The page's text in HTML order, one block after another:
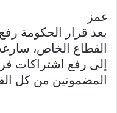
غمز
بعد قرار الحكومة
القطاع الخاص،
إلى رفع اشتراكات
المضمونين من كل